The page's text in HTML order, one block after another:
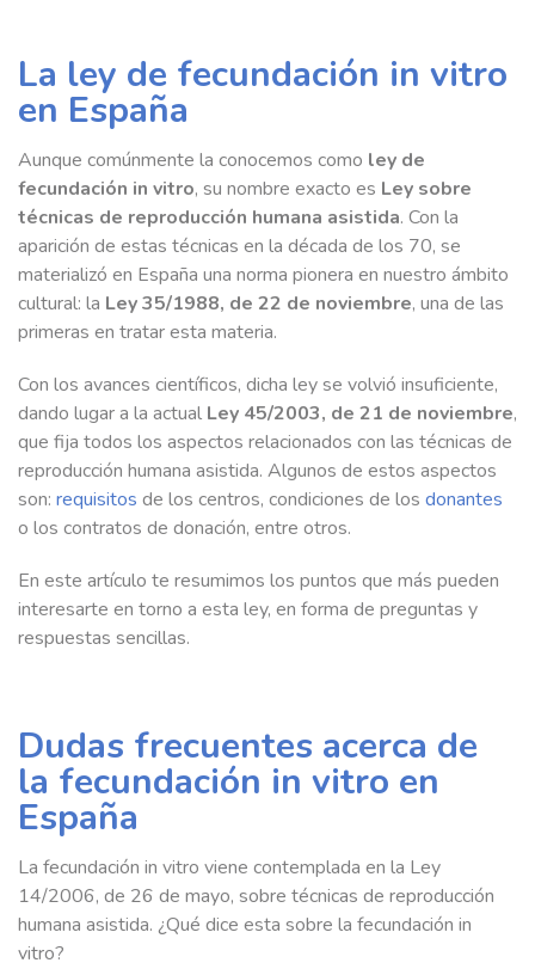
La ley de fecundación in vitro
en España
Aunque comúnmente la conocemos como ley de
fecundación in vitro, su nombre exacto es Ley sobre
técnicas de reproducción humana asistida. Con la
aparición de estas técnicas en la década de los 70, se
materializó en España una norma pionera en nuestro ámbito
cultural: la Ley 35/1988, de 22 de noviembre, una de las
primeras en tratar esta materia.
Con los avances científicos, dicha ley se volvió insuficiente,
dando lugar a la actual Ley 45/2003, de 21 de noviembre,
que fija todos los aspectos relacionados con las técnicas de
reproducción humana asistida. Algunos de estos aspectos
son: requisitos de los centros, condiciones de los donantes
o los contratos de donación, entre otros.
En este artículo te resumimos los puntos que más pueden
interesarte en torno a esta ley, en forma de preguntas y
respuestas sencillas.
Dudas frecuentes acerca de
la fecundación in vitro en
España
La fecundación in vitro viene contemplada en la Ley
14/2006, de 26 de mayo, sobre técnicas de reproducción
humana asistida. ¿Qué dice esta sobre la fecundación in
vitro?